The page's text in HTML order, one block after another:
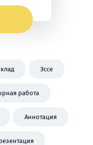
Эссе
работа
Аннотация